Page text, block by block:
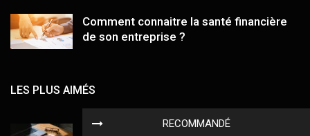
RECOMMANDÉ
Comment connaitre la santé financière
de son entreprise ?
LES PLUS AIMÉS
Pedantix #583 : indices, méthode et